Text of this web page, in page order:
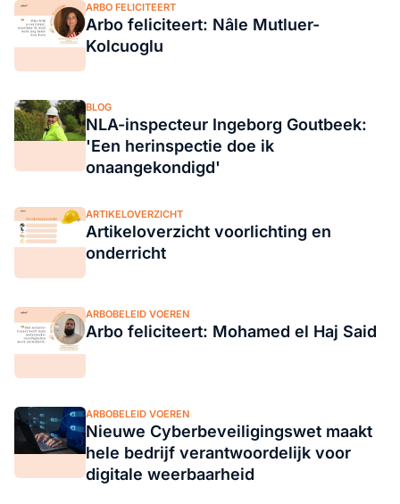
ARBO FELICITEERT
Arbo feliciteert: Nâle Mutluer-
Kolcuoglu
BLOG
NLA-inspecteur Ingeborg Goutbeek:
'Een herinspectie doe ik
onaangekondigd'
ARTIKELOVERZICHT
Artikeloverzicht voorlichting en
onderricht
ARBOBELEID VOEREN
Arbo feliciteert: Mohamed el Haj Said
ARBOBELEID VOEREN
Nieuwe Cyberbeveiligingswet maakt
hele bedrijf verantwoordelijk voor
digitale weerbaarheid